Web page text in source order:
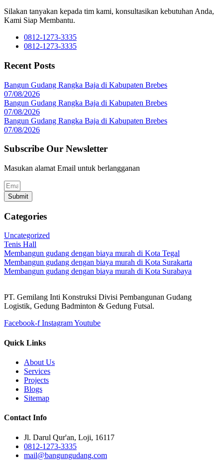
Silakan tanyakan kepada tim kami, konsultasikan kebutuhan Anda,
Kami Siap Membantu.
0812-1273-3335
0812-1273-3335
Recent Posts
Bangun Gudang Rangka Baja di Kabupaten Brebes
07/08/2026
Bangun Gudang Rangka Baja di Kabupaten Brebes
07/08/2026
Bangun Gudang Rangka Baja di Kabupaten Brebes
07/08/2026
Subscribe Our Newsletter
Masukan alamat Email untuk berlangganan
Submit
Categories
Uncategorized
Tenis Hall
Membangun gudang dengan biaya murah di Kota Tegal
Membangun gudang dengan biaya murah di Kota Surakarta
Membangun gudang dengan biaya murah di Kota Surabaya
PT. Gemilang Inti Konstruksi Divisi Pembangunan Gudang
Logistik, Gedung Badminton & Gedung Futsal.
Facebook-f InstagramYoutube
Quick Links
About Us
Services
Projects
Blogs
Sitemap
Contact Info
Jl. Darul Qur'an, Loji, 16117
0812-1273-3335
mail@bangungudang.com